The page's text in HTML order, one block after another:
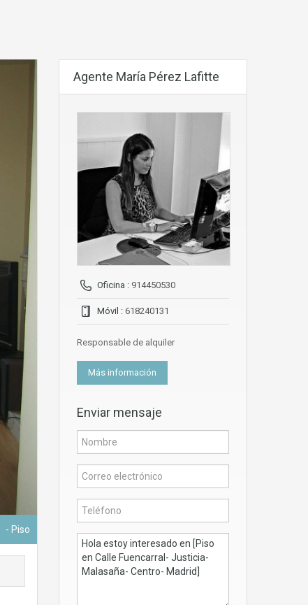
- Piso
Agente María Pérez Lafitte
Oficina : 914450530
Móvil : 618240131
Responsable de alquiler
Más información
Enviar mensaje